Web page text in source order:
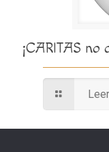
¡CARITAS no